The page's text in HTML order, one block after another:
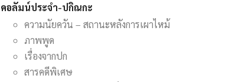
คอลัมน์ประจำ-ปกิณกะ
ความนัยควัน – สถานะหลังการเผาไหม้
ภาพพูด
เรื่องจากปก
สารคดีพิเศษ